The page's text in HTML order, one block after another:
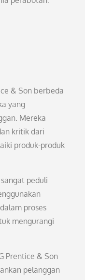
& Son berbeda
yang
Mereka
kritik dari
produk-produk
peduli
proses
mengurangi
Prentice & Son
pelanggan